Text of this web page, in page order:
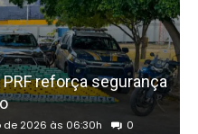
reforça segurança
2026 às 06:30h 0